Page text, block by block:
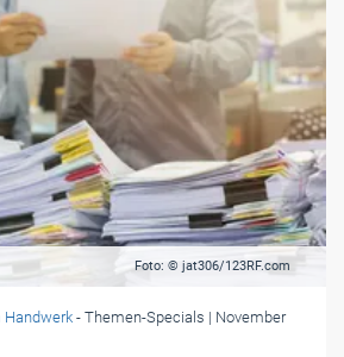
Foto: © jat306/123RF.com
Handwerk - Themen-Specials | November